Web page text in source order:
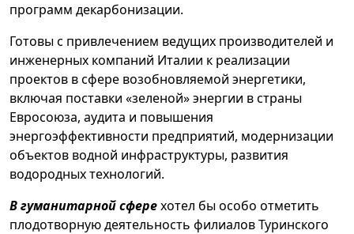
программ декарбонизации.
Готовы с привлечением ведущих производителей и
инженерных компаний Италии к реализации
проектов в сфере возобновляемой энергетики,
включая поставки «зеленой» энергии в страны
Евросоюза, аудита и повышения
энергоэффективности предприятий, модернизации
объектов водной инфраструктуры, развития
водородных технологий.
В гуманитарной сферехотел бы особо отметить
плодотворную деятельность филиалов Туринского